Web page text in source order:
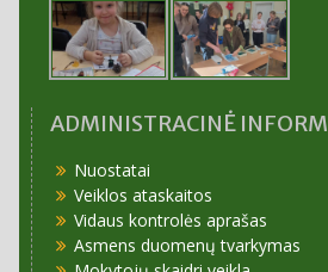
ADMINISTRACINĖ
Nuostatai
Veiklos ataskaitos
Vidaus kontrolės aprašas
Asmens duomenų tvarkymas